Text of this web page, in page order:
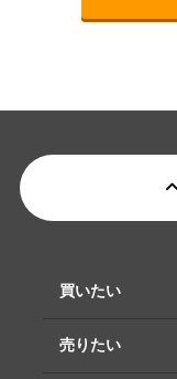
買いたい
売りたい